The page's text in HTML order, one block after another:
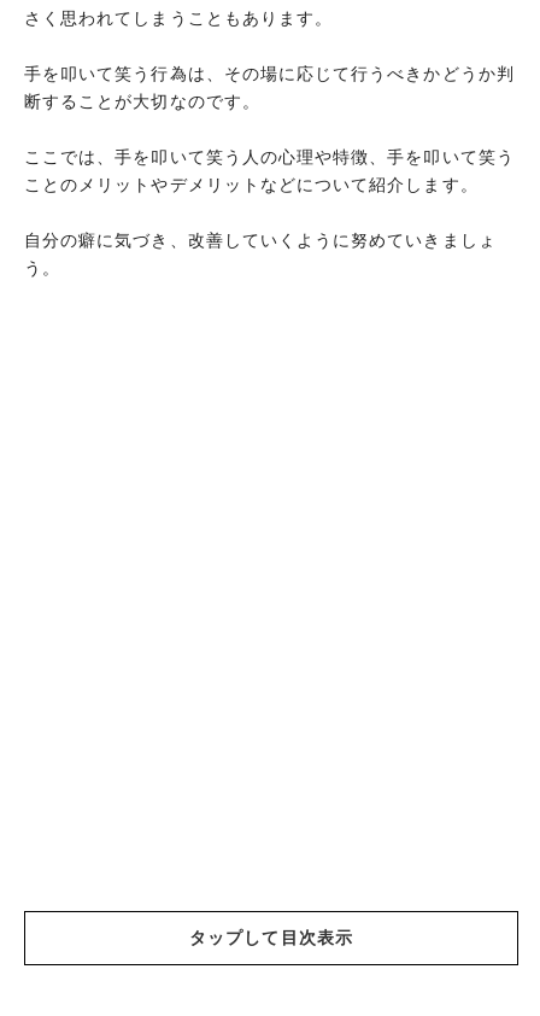
さく思われてしまうこともあります。
手を叩いて笑う行為は、その場に応じて行うべきかどうか判
断することが大切なのです。
ここでは、手を叩いて笑う人の心理や特徴、手を叩いて笑う
ことのメリットやデメリットなどについて紹介します。
自分の癖に気づき、改善していくように努めていきましょ
う。
タップして目次表示